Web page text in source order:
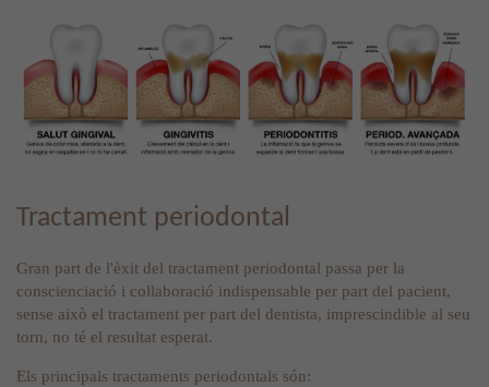
Tractament periodontal
Gran part de l'èxit del tractament periodontal passa per la
conscienciació i collaboració indispensable per part del pacient,
sense això el tractament per part del dentista, imprescindible al seu
torn, no té el resultat esperat.
Els principals tractaments periodontals són: